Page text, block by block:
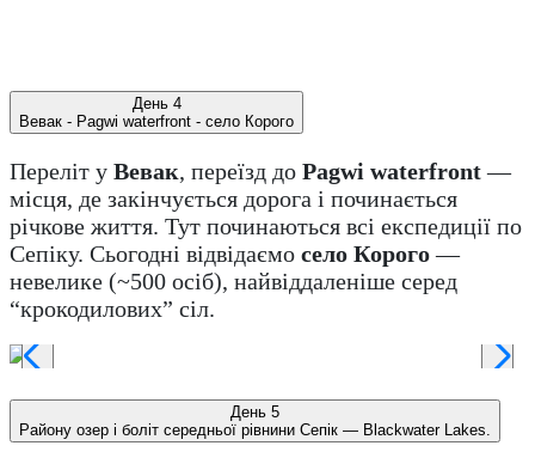
День 4
Вевак - Pagwi waterfront - село Корого
Переліт у Вевак, переїзд до Pagwi waterfront—
місця, де закінчується дорога і починається
річкове життя. Тут починаються всі експедиції по
Сепіку. Сьогодні відвідаємо село Корого—
невелике (~500 осіб), найвіддаленіше серед
“крокодилових” сіл.
День 5
Району озер і боліт середньої рівнини Сепік — Blackwater Lakes.